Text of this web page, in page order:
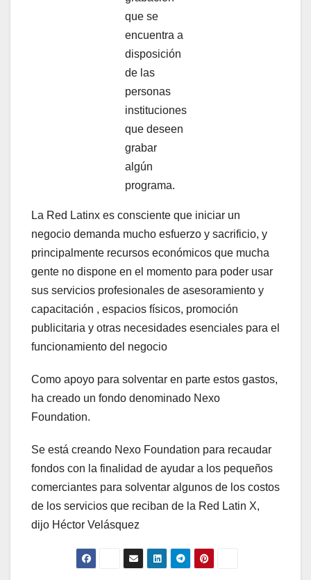
que se
encuentra a
disposición
de las
personas
instituciones
que deseen
grabar
algún
programa.
La Red Latinx es consciente que iniciar un
negocio demanda mucho esfuerzo y sacrificio, y
principalmente recursos económicos que mucha
gente no dispone en el momento para poder usar
sus servicios profesionales de asesoramiento y
capacitación , espacios físicos, promoción
publicitaria y otras necesidades esenciales para el
funcionamiento del negocio
Como apoyo para solventar en parte estos gastos,
ha creado un fondo denominado Nexo
Foundation.
Se está creando Nexo Foundation para recaudar
fondos con la finalidad de ayudar a los pequeños
comerciantes para solventar algunos de los costos
de los servicios que reciban de la Red Latin X,
dijo Héctor Velásquez